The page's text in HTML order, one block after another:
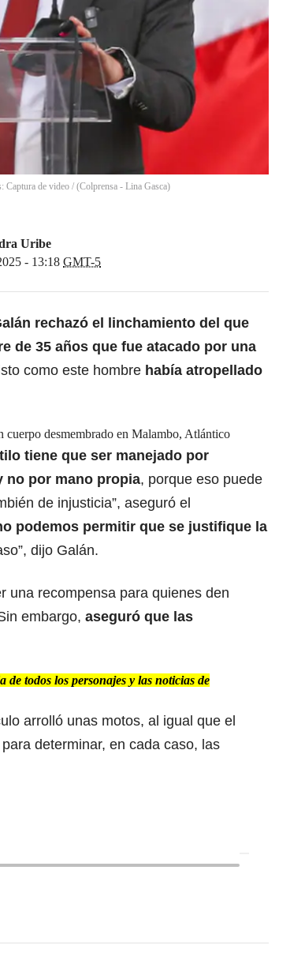
Captura de video / (Colprensa - Lina Gasca)
Uribe
- 13:18 GMT-5
rechazó el linchamiento del que
de 35 años que fue atacado por una
como este hombre había atropellado
cuerpo desmembrado en Malambo, Atlántico
tiene que ser manejado por
no por mano propia, porque eso puede
de injusticia”, aseguró el
podemos permitir que se justifique la
dijo Galán.
una recompensa para quienes den
embargo, aseguró que las
todos los personajes y las noticias de
arrolló unas motos, al igual que el
determinar, en cada caso, las